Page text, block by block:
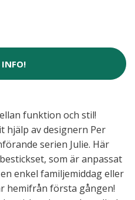
INFO!
funktion och stil!
hjälp av designern Per
serien Julie. Här
som är anpassat
enkel familjemiddag eller
hemifrån första gången!